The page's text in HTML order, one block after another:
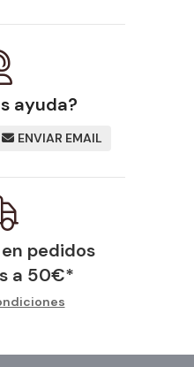
ayuda?
ENVIAR EMAIL
pedidos
a 50€*